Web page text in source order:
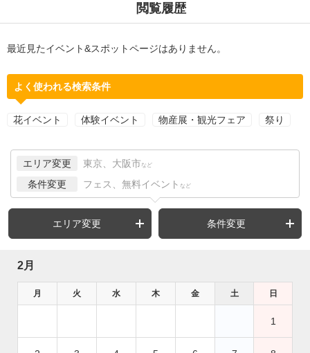
閲覧履歴
最近見たイベント&スポットページはありません。
よく使われる検索条件
花イベント 体験イベント 物産展・観光フェア 祭り
エリア変更 東京、大阪市 など
条件変更 フェス、無料イベント など
エリア変更 条件変更
2月
月 火 水 木 金 土 日
1